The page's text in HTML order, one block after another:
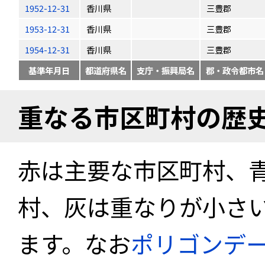
1952-12-31
香川県
三豊郡
1953-12-31
香川県
三豊郡
1954-12-31
香川県
三豊郡
基準年月日
都道府県名 支庁・振興局名 郡・政令都市名
重なる市区町村の歴
赤は主要な市区町村、
村、灰は重なりが小さ
ます。なおポリゴンデ